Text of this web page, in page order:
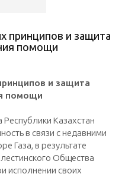
принципов и защита
помощи
и защита
помощи
Казахстан
в связи с недавними
Газа, в результате
Общества
исполнении своих